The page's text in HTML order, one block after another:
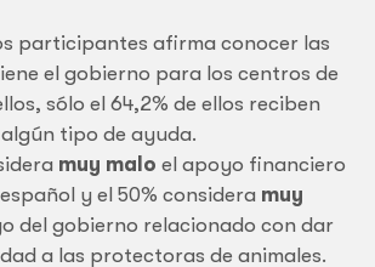
participantes afirma conocer las
el gobierno para los centros de
sólo el 64,2% de ellos reciben
tipo de ayuda.
muy malo el apoyo financiero
y el 50% considera muy
del gobierno relacionado con dar
a las protectoras de animales.